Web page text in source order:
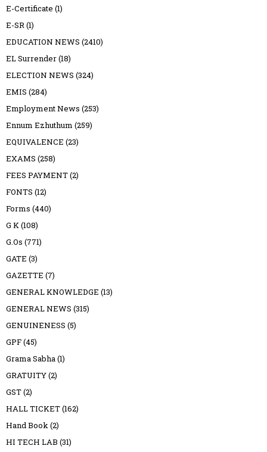
E-Certificate (1)
E-SR(1)
EDUCATION NEWS (2410)
EL Surrender(18)
ELECTION NEWS (324)
EMIS (284)
Employment News (253)
Ennum Ezhuthum (259)
EQUIVALENCE (23)
EXAMS (258)
FEES PAYMENT(2)
FONTS (12)
Forms (440)
G K(108)
G.Os (771)
GATE (3)
GAZETTE (7)
GENERAL KNOWLEDGE (13)
GENERAL NEWS (315)
GENUINENESS (5)
GPF(45)
Grama Sabha(1)
GRATUITY(2)
GST(2)
HALL TICKET(162)
Hand Book(2)
HI TECH LAB (31)